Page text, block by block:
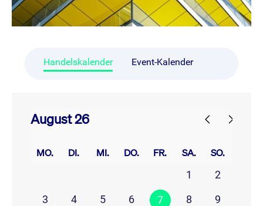
Handelskalender Event-Kalender
August 26
MO. DI. MI. DO. FR. SA. SO.
1
2
3
4 5 6 7 8 9